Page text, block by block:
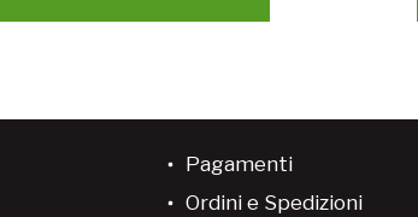
Pagamenti
Ordini e Spedizioni